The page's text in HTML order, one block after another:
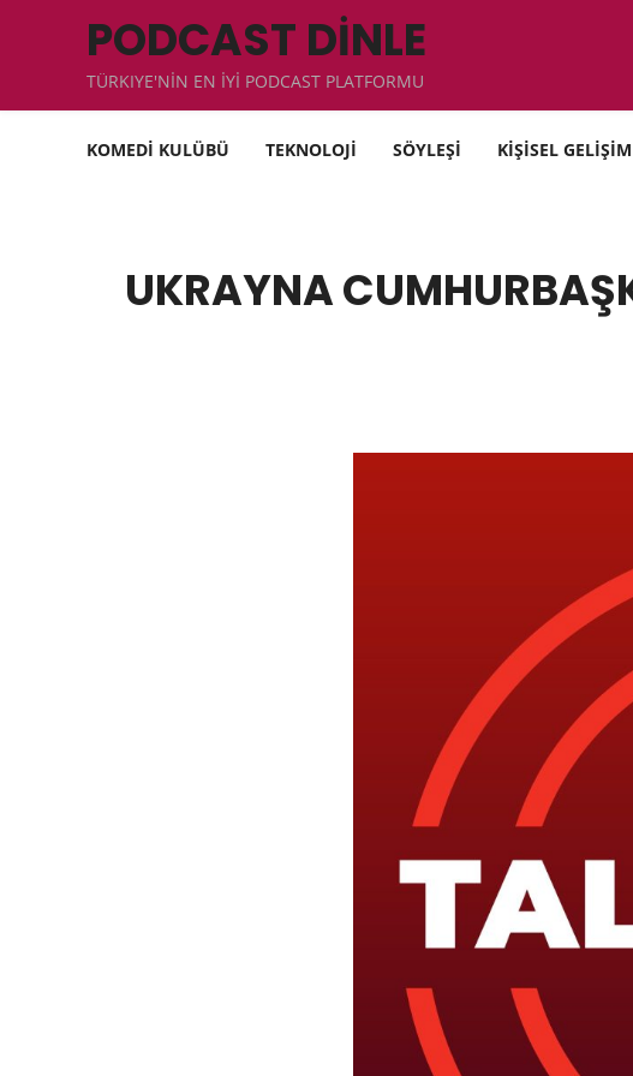
PODCAST DİNLE
TÜRKIYE'NİN EN İYİ PODCAST PLATFORMU
KOMEDİ KULÜBÜ TEKNOLOJİ SÖYLEŞİ KİŞİSEL GELİŞİM
UKRAYNA